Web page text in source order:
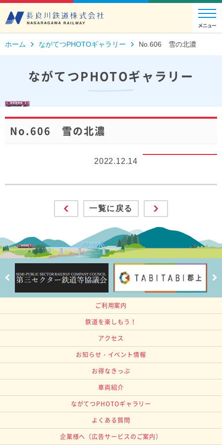
ホーム ながてつPHOTOギャラリー No.606 雪の北濃
ながてつPHOTOギャラリー
No.606 雪の北濃
2022.12.14
一覧に戻る
ご利用案内
鉄道を楽しもう！
アクセス
お知らせ・イベント情報
お得なきっぷ
車両紹介
ながてつPHOTOギャラリー
よくある質問
企業様へ （広告サービスのご案内）